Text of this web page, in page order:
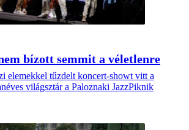
bízott semmit a véletlenre
elemekkel tűzdelt koncert-showt vitt a
világsztár a Paloznaki JazzPiknik